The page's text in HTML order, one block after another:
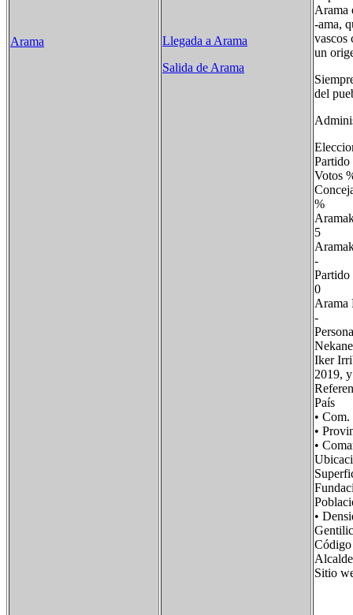
Arama
Llegada a Arama
Salida de Arama
Arama
-ama,
vascos
un
del
%
5
-
-
Iker
2019,
País
•
•
•
•
Sitio